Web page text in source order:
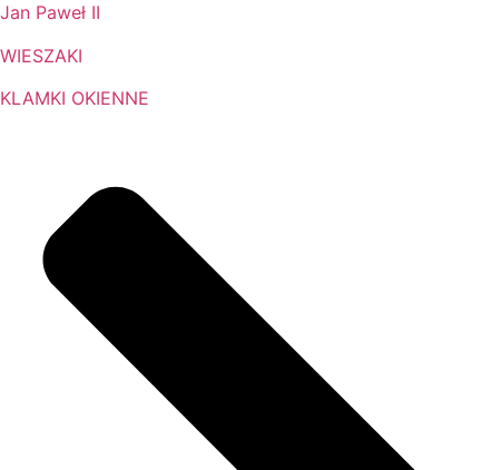
Jan Paweł II
WIESZAKI
KLAMKI OKIENNE